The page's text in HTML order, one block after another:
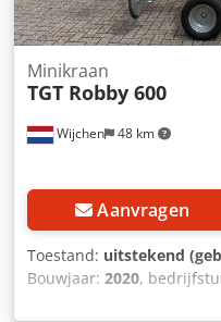
Wijchen 48 km
Minikraan
TGT Robby 600
Aanvragen
Toestand: uitstekend
Bouwjaar: 2020,
Leeggewicht: 860 kg